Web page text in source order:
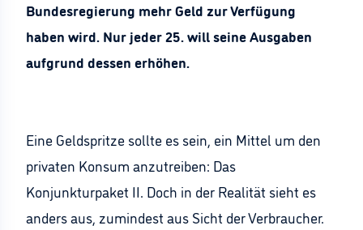
Bundesregierung mehr Geld zur Verfügung
haben wird. Nur jeder 25. will seine Ausgaben
aufgrund dessen erhöhen.
Eine Geldspritze sollte es sein, ein Mittel um den
privaten Konsum anzutreiben: Das
Konjunkturpaket II. Doch in der Realität sieht es
anders aus, zumindest aus Sicht der Verbraucher.